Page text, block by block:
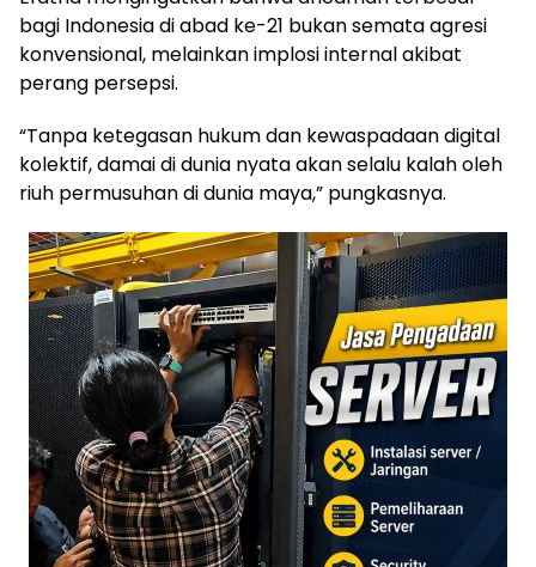
bagi Indonesia di abad ke-21 bukan semata agresi
konvensional, melainkan implosi internal akibat
perang persepsi.
“Tanpa ketegasan hukum dan kewaspadaan digital
kolektif, damai di dunia nyata akan selalu kalah oleh
riuh permusuhan di dunia maya,” pungkasnya.